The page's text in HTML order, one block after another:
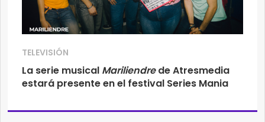
TELEVISIÓN
La serie musical Mariliendrede Atresmedia
estará presente en el festival Series Mania